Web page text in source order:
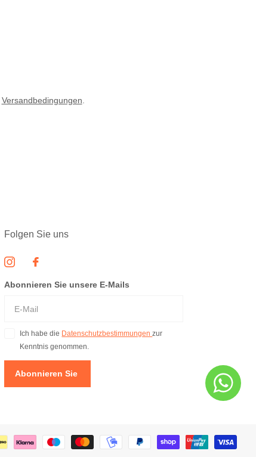
Versandbedingungen.
Folgen Sie uns
Abonnieren Sie unsere E-Mails
Ich habe die Datenschutzbestimmungenzur
Kenntnis genommen.
Abonnieren Sie